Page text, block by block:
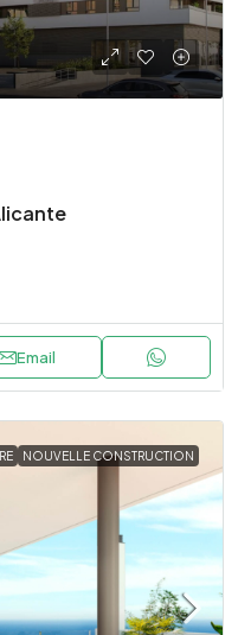
Email
NOUVELLE CONSTRUCTION